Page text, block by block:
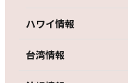
ハワイ情報
台湾情報